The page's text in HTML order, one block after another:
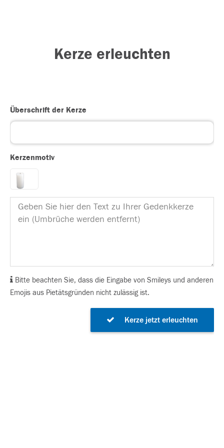
Kerze erleuchten
Überschrift der Kerze
Kerzenmotiv
Bitte beachten Sie, dass die Eingabe von Smileys und anderen
Emojis aus Pietätsgründen nicht zulässig ist.
Kerze jetzt erleuchten